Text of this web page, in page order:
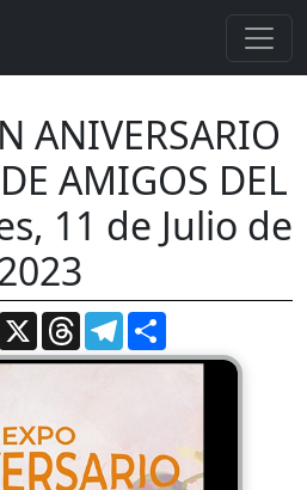
ANIVERSARIO
AMIGOS DEL
11 de Julio de
WhatsApp
X ThreadsTelegram